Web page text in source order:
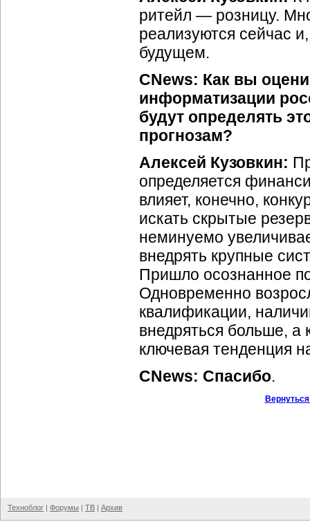
ритейл — розницу.
реализуются сейчас
будущем.
CNews: Как вы
информатизации
будут определять
прогнозам?
Алексей Кузовкин:
определяется
влияет, конечно,
искать скрытые
неминуемо
внедрять крупные
Пришло осознанное
Одновременно
квалификации,
внедряться больше, а
ключевая тенденция
CNews: Спасибо.
Техноблог | Форумы | ТВ | Архив